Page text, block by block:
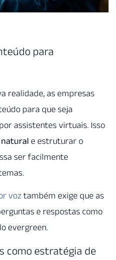
para
realidade, as empresas
para que seja
assistentes virtuais. Isso
e estruturar o
ser facilmente
voz também exige que as
e respostas como
evergreen.
como estratégia de